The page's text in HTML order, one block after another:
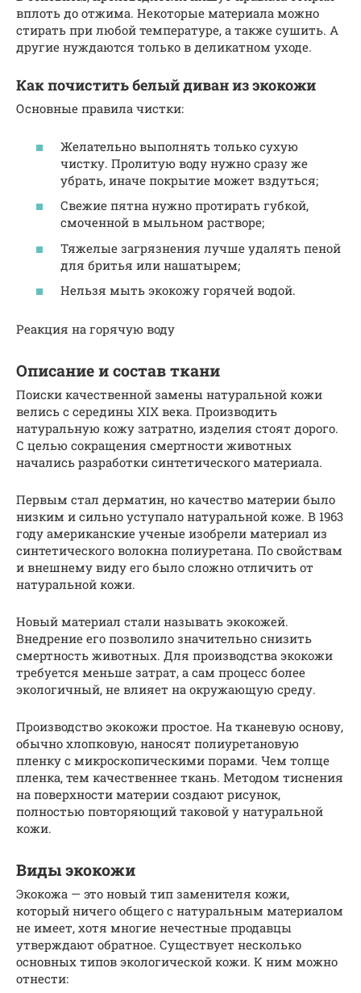
вплоть до отжима. Некоторые материала можно
стирать при любой температуре, а также сушить. А
другие нуждаются только в деликатном уходе.
Как почистить белый диван из экокожи
Основные правила чистки:
Желательно выполнять только сухую
чистку. Пролитую воду нужно сразу же
убрать, иначе покрытие может вздуться;
Свежие пятна нужно протирать губкой,
смоченной в мыльном растворе;
Тяжелые загрязнения лучше удалять пеной
для бритья или нашатырем;
Нельзя мыть экокожу горячей водой.
Реакция на горячую воду
Описание и состав ткани
Поиски качественной замены натуральной кожи
велись с середины XIX века. Производить
натуральную кожу затратно, изделия стоят дорого.
С целью сокращения смертности животных
начались разработки синтетического материала.
Первым стал дерматин, но качество материи было
низким и сильно уступало натуральной коже. В 1963
году американские ученые изобрели материал из
синтетического волокна полиуретана. По свойствам
и внешнему виду его было сложно отличить от
натуральной кожи.
Новый материал стали называть экокожей.
Внедрение его позволило значительно снизить
смертность животных. Для производства экокожи
требуется меньше затрат, а сам процесс более
экологичный, не влияет на окружающую среду.
Производство экокожи простое. На тканевую основу,
обычно хлопковую, наносят полиуретановую
пленку с микроскопическими порами. Чем толще
пленка, тем качественнее ткань. Методом тиснения
на поверхности материи создают рисунок,
полностью повторяющий таковой у натуральной
кожи.
Виды экокожи
Экокожа — это новый тип заменителя кожи,
который ничего общего с натуральным материалом
не имеет, хотя многие нечестные продавцы
утверждают обратное. Существует несколько
основных типов экологической кожи. К ним можно
отнести: